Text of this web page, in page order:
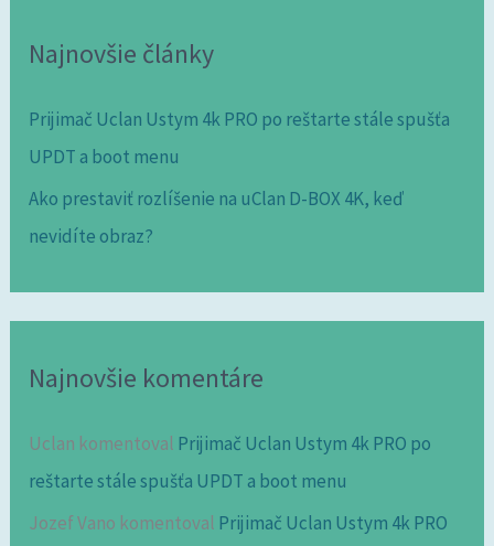
Najnovšie články
Prijimač Uclan Ustym 4k PRO po reštarte stále spušťa
UPDT a boot menu
Ako prestaviť rozlíšenie na uClan D-BOX 4K, keď
nevidíte obraz?
Najnovšie komentáre
Uclan komentoval Prijimač Uclan Ustym 4k PRO po
reštarte stále spušťa UPDT a boot menu
Jozef Vano komentoval Prijimač Uclan Ustym 4k PRO